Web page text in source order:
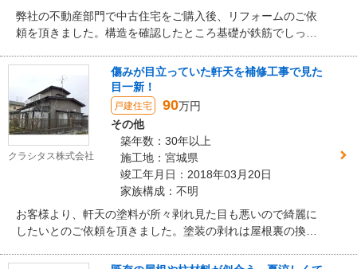
弊社の不動産部門で中古住宅をご購入後、リフォームのご依
頼を頂きました。構造を確認したところ基礎が鉄筋でしっか
ビングダイニングキッチンをご提案致しました。また、経年
による古さを感じる外観でしたが、サッシ交換と外壁サイデ
ィング張替え工事により、新築のようなキレイな外観となり
ました。
クラシタス株式会社
傷みが目立っていた軒天を補修工事で見た
目一新！
戸建住宅 90万円
その他
築年数：30年以上
施工地：宮城県
竣工年月日：2018年03月20日
家族構成：不明
お客様より、軒天の塗料が所々剥れ見た目も悪いので綺麗に
したいとのご依頼を頂きました。塗装の剥れは屋根裏の換気
ます。弊社からは換気口の新設により屋根裏の換気効率を改